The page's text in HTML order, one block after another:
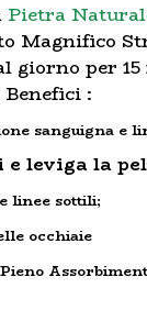
Pietra
Magnifico
giorno per
:
sanguigna e
leviga la
linee sottili;
occhiaie